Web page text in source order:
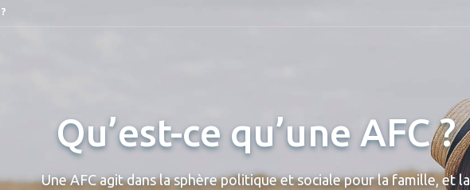
Qu’est-ce qu’une AFC ?
Une AFC agit dans la sphère politique et sociale pour la famille, et la